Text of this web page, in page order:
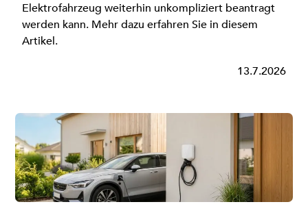
Elektrofahrzeug weiterhin unkompliziert beantragt
werden kann. Mehr dazu erfahren Sie in diesem
Artikel.
13.7.2026